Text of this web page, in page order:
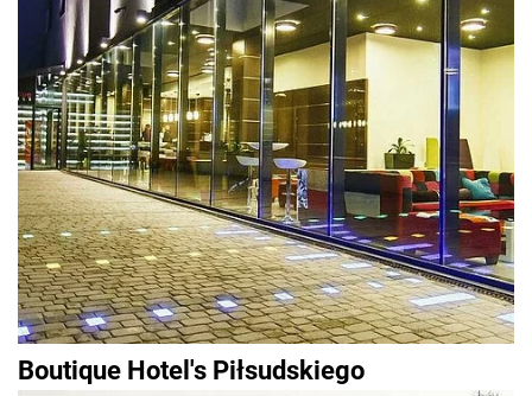
Boutique Hotel's Piłsudskiego